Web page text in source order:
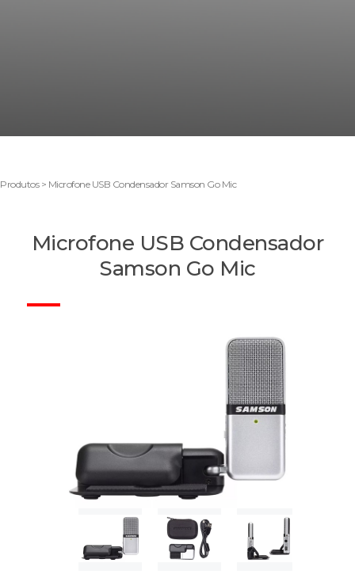
Produtos > Microfone USB Condensador Samson Go Mic
Microfone USB Condensador
Samson Go Mic